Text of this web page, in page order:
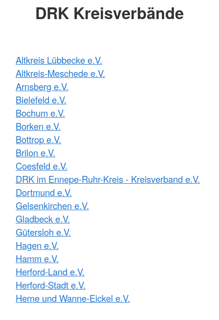
DRK Kreisverbände
Altkreis Lübbecke e.V.
Altkreis-Meschede e.V.
Arnsberg e.V.
Bielefeld e.V.
Bochum e.V.
Borken e.V.
Bottrop e.V.
Brilon e.V.
Coesfeld e.V.
DRK im Ennepe-Ruhr-Kreis - Kreisverband e.V.
Dortmund e.V.
Gelsenkirchen e.V.
Gladbeck e.V.
Gütersloh e.V.
Hagen e.V.
Hamm e.V.
Herford-Land e.V.
Herford-Stadt e.V.
Herne und Wanne-Eickel e.V.